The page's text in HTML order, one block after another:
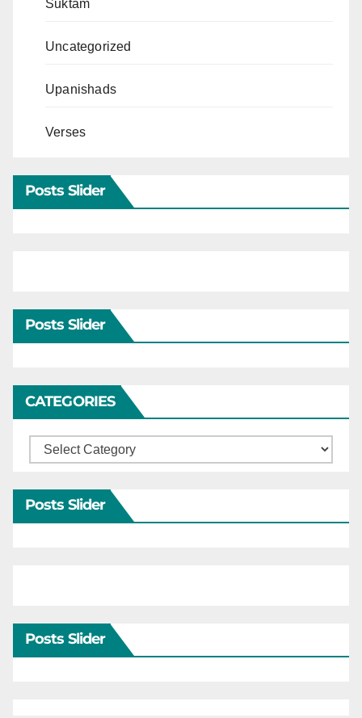
Suktam
Uncategorized
Upanishads
Verses
Posts Slider
Posts Slider
CATEGORIES
Categories
Posts Slider
Posts Slider